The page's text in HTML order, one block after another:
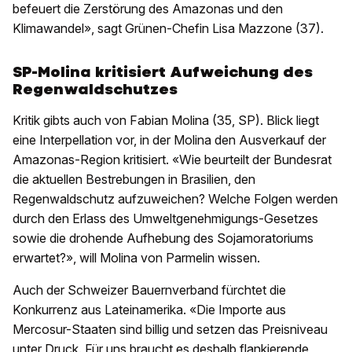
befeuert die Zerstörung des Amazonas und den
Klimawandel», sagt Grünen-Chefin Lisa Mazzone (37).
SP-Molina kritisiert Aufweichung des
Regenwaldschutzes
Kritik gibts auch von Fabian Molina (35, SP). Blick liegt
eine Interpellation vor, in der Molina den Ausverkauf der
Amazonas-Region kritisiert. «Wie beurteilt der Bundesrat
die aktuellen Bestrebungen in Brasilien, den
Regenwaldschutz aufzuweichen? Welche Folgen werden
durch den Erlass des Umweltgenehmigungs-Gesetzes
sowie die drohende Aufhebung des Sojamoratoriums
erwartet?», will Molina von Parmelin wissen.
Auch der Schweizer Bauernverband fürchtet die
Konkurrenz aus Lateinamerika. «Die Importe aus
Mercosur-Staaten sind billig und setzen das Preisniveau